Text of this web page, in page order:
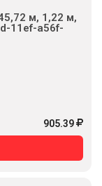
м, 1,22 м,
11ef-a56f-
905.39